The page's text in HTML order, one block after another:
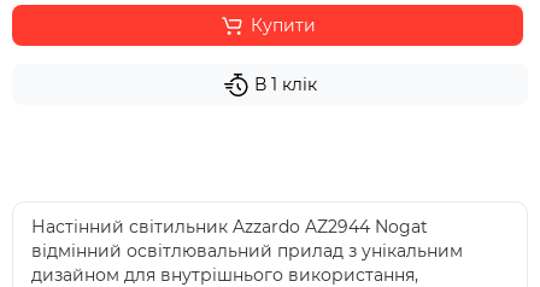
Купити
В 1 клік
Настінний світильник Azzardo AZ2944 Nogat
відмінний освітлювальний прилад з унікальним
дизайном для внутрішнього використання,